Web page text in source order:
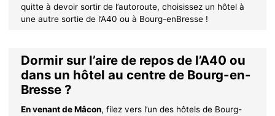
quitte à devoir sortir de l’autoroute, choisissez un hôtel à
une autre sortie de l’A40 ou à Bourg-enBresse !
Dormir sur l’aire de repos de l’A40 ou
dans un hôtel au centre de Bourg-en-
Bresse ?
En venant de Mâcon, filez vers l’un des hôtels de Bourg-